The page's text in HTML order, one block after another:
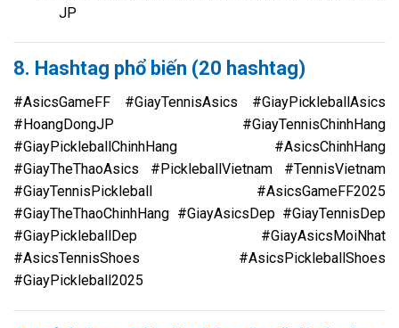
JP
8. Hashtag phổ biến (20 hashtag)
#AsicsGameFF #GiayTennisAsics #GiayPickleballAsics
#HoangDongJP #GiayTennisChinhHang
#GiayPickleballChinhHang #AsicsChinhHang
#GiayTheThaoAsics #PickleballVietnam #TennisVietnam
#GiayTennisPickleball #AsicsGameFF2025
#GiayTheThaoChinhHang #GiayAsicsDep #GiayTennisDep
#GiayPickleballDep #GiayAsicsMoiNhat
#AsicsTennisShoes #AsicsPickleballShoes
#GiayPickleball2025